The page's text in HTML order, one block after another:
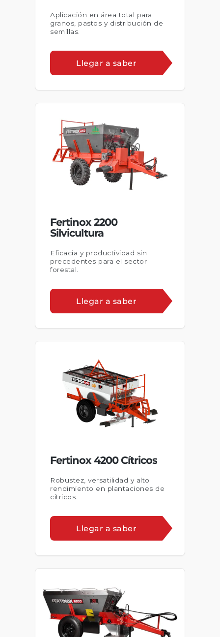
Aplicación en área total para
granos, pastos y distribución de
semillas.
Llegar a saber
Fertinox 2200
Silvicultura
Eficacia y productividad sin
precedentes para el sector
forestal.
Llegar a saber
Fertinox 4200 Cítricos
Robustez, versatilidad y alto
rendimiento en plantaciones de
cítricos.
Llegar a saber